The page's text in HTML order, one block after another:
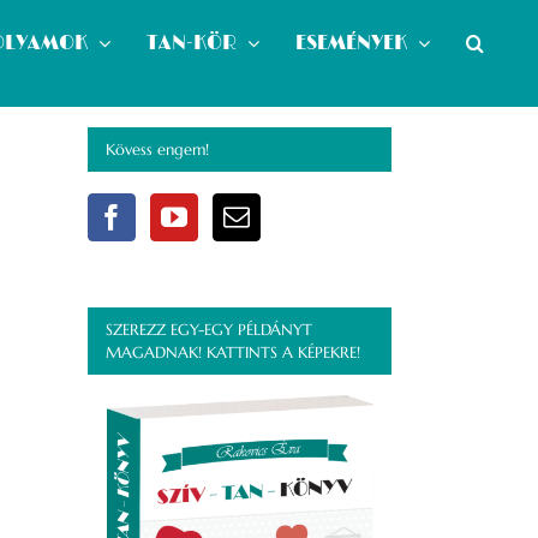
TAN-KÖR ESEMÉNYEK
Kövess engem!
SZEREZZ EGY-EGY PÉLDÁNYT
MAGADNAK! KATTINTS A KÉPEKRE!